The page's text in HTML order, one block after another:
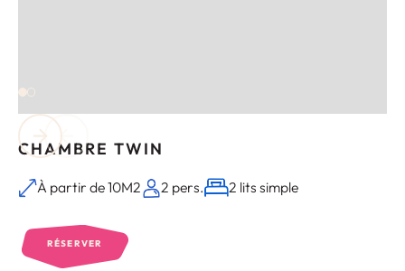
CHAMBRE TWIN
À partir de 10M2 2 pers. 2 lits simple
RÉSERVER